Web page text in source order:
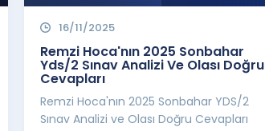
16/11/2025
Remzi Hoca'nın 2025 Sonbahar
Yds/2 Sınav Analizi Ve Olası Doğru
Cevapları
Remzi Hoca'nın 2025 Sonbahar YDS/2
Sınav Analizi ve Olası Doğru Cevapları